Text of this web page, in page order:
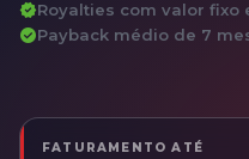
verifiedRoyalties com valor fixo
check_circlePayback médio de 7
FATURAMENTO ATÉ